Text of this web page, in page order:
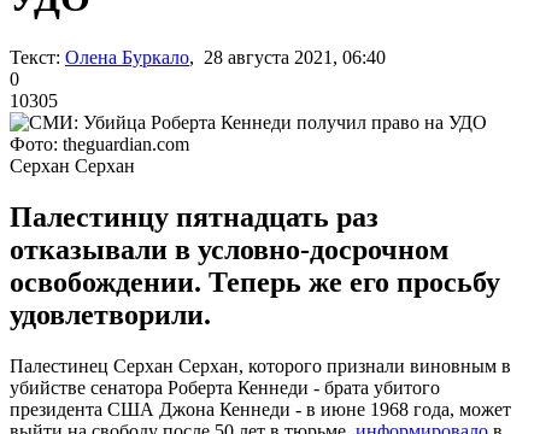
Текст: Олена Буркало, 28 августа 2021, 06:40
0
10305
Фото: theguardian.com
Серхан Серхан
Палестинцу пятнадцать раз
отказывали в условно-досрочном
освобождении. Теперь же его просьбу
удовлетворили.
Палестинец Серхан Серхан, которого признали виновным в
убийстве сенатора Роберта Кеннеди - брата убитого
президента США Джона Кеннеди - в июне 1968 года, может